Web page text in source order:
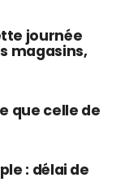
journée
magasins,
que celle de
: délai de